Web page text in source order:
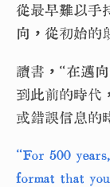
從最早難以手
向，從初始的
讀書，“在邁
到此前的時代
或錯誤信息的
“For 500
format that